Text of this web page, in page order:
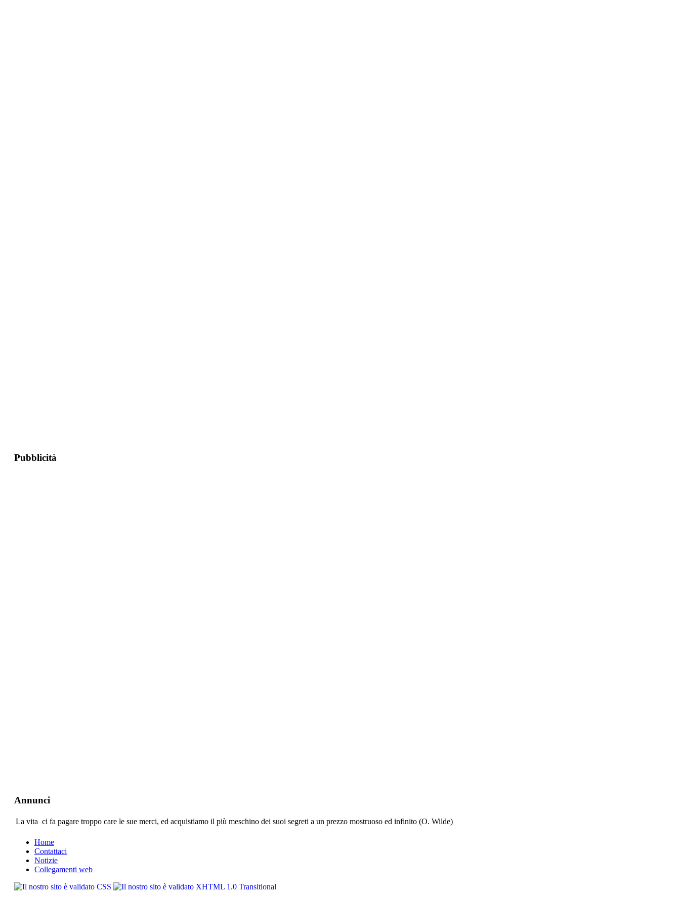
Pubblicità
Annunci
La vita ci fa pagare troppo care le sue merci, ed acquistiamo il più meschino dei suoi segreti a un prezzo mostruoso ed infinito (O. Wilde)
Home
Contattaci
Notizie
Collegamenti web